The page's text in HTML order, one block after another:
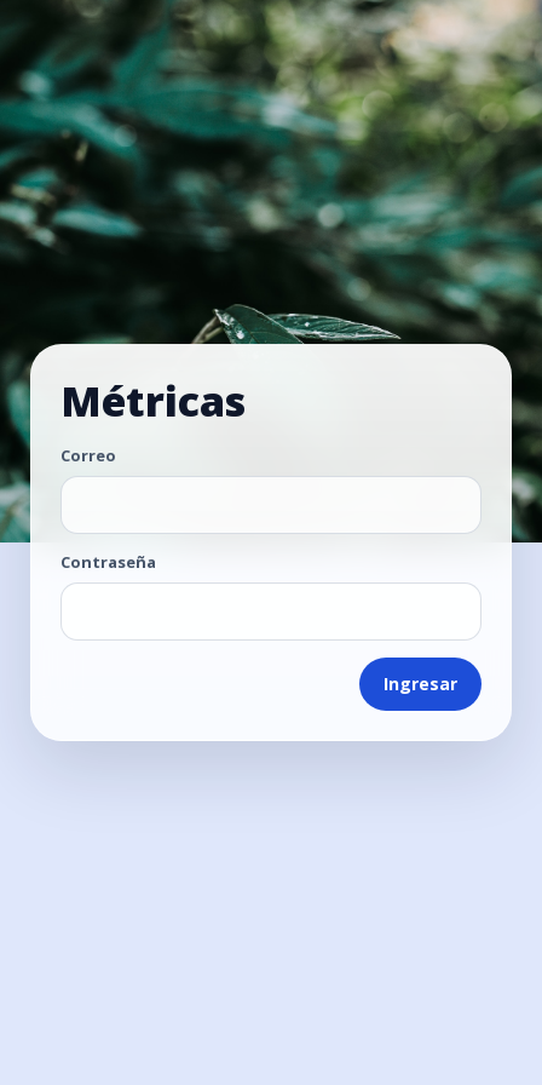
Métricas
Correo
Contraseña
Ingresar